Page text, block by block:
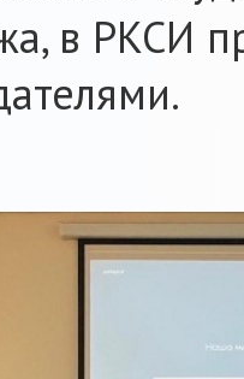
в РКСИ